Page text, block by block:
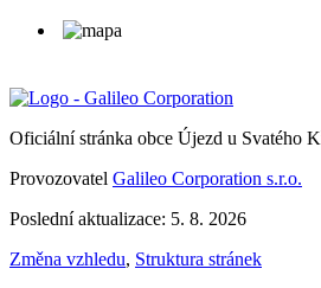
Oficiální stránka obce Újezd u Svatého
Provozovatel Galileo Corporation s.r.o.
Poslední aktualizace: 5. 8. 2026
Změna vzhledu, Struktura stránek